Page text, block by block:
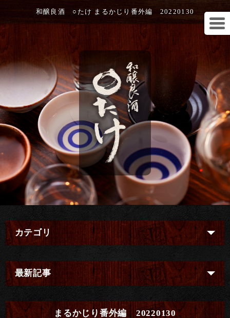
和醸良酒 ○たけ まるかじり番外編 20220130
カテゴリ
最新記事
まるかじり番外編 20220130